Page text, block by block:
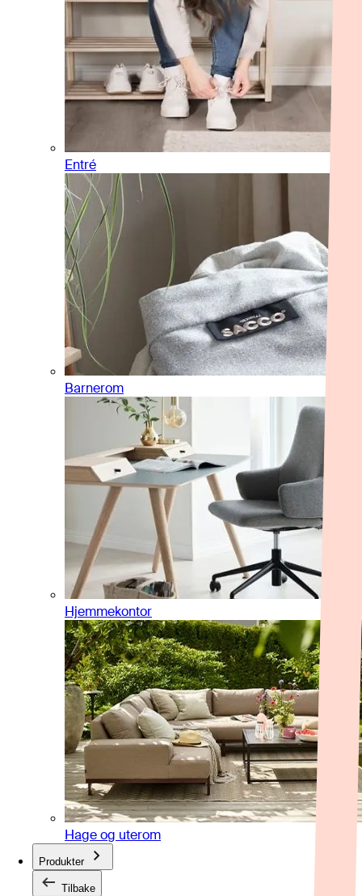
Entré
Barnerom
Hjemmekontor
Hage og uterom
Produkter
Tilbake